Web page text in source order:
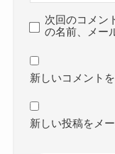
次回のコメン
の名前、メー
新しいコメント
新しい投稿をメ